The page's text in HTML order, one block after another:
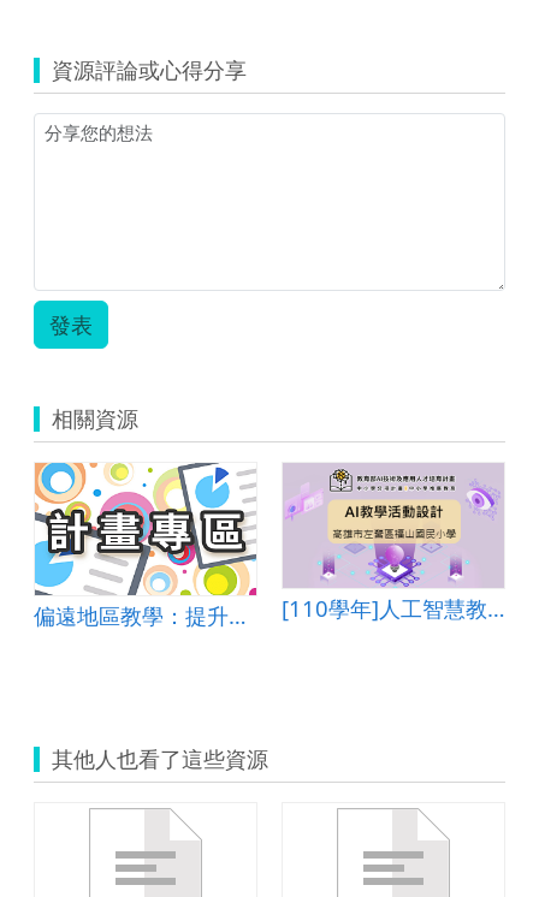
資源評論或心得分享
發表
相關資源
偏遠地區教學：提升孩子的自我評價 [110學年]人工智慧教學活動設計―高雄市左營區福山國民小學
其他人也看了這些資源